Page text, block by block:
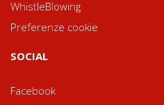
WhistleBlowing
Preferenze cookie
SOCIAL
Facebook